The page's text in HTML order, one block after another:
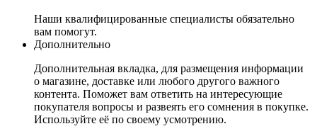
Наши квалифицированные специалисты обязательно
вам помогут.
Дополнительно
Дополнительная вкладка, для размещения информации
о магазине, доставке или любого другого важного
контента. Поможет вам ответить на интересующие
покупателя вопросы и развеять его сомнения в покупке.
Используйте её по своему усмотрению.